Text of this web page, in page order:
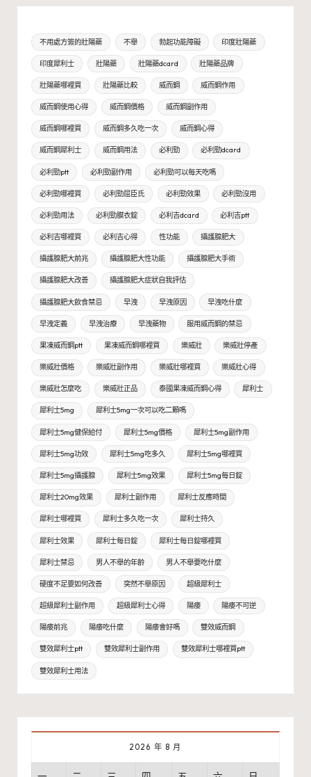
不用處方簽的壯陽藥 不舉 勃起功能障礙 印度壯陽藥
印度犀利士 壯陽藥 壯陽藥dcard 壯陽藥品牌
壯陽藥哪裡買 壯陽藥比較 威而鋼 威而鋼作用
威而鋼使用心得 威而鋼價格 威而鋼副作用
威而鋼哪裡買 威而鋼多久吃一次 威而鋼心得
威而鋼犀利士 威而鋼用法 必利勁 必利勁dcard
必利勁ptt 必利勁副作用 必利勁可以每天吃嗎
必利勁哪裡買 必利勁屈臣氏 必利勁效果 必利勁沒用
必利勁用法 必利勁膜衣錠 必利吉dcard 必利吉ptt
必利吉哪裡買 必利吉心得 性功能 攝護腺肥大
攝護腺肥大前兆 攝護腺肥大性功能 攝護腺肥大手術
攝護腺肥大改善 攝護腺肥大症狀自我評估
攝護腺肥大飲食禁忌 早洩 早洩原因 早洩吃什麼
早洩定義 早洩治療 早洩藥物 服用威而鋼的禁忌
果凍威而鋼ptt 果凍威而鋼哪裡買 樂威壯 樂威壯停產
樂威壯價格 樂威壯副作用 樂威壯哪裡買 樂威壯心得
樂威壯怎麼吃 樂威壯正品 泰國果凍威而鋼心得 犀利士
犀利士5mg 犀利士5mg一次可以吃二顆嗎
犀利士5mg健保給付 犀利士5mg價格 犀利士5mg副作用
犀利士5mg功效 犀利士5mg吃多久 犀利士5mg哪裡買
犀利士5mg攝護腺 犀利士5mg效果 犀利士5mg每日錠
犀利士20mg效果 犀利士副作用 犀利士反應時間
犀利士哪裡買 犀利士多久吃一次 犀利士持久
犀利士效果 犀利士每日錠 犀利士每日錠哪裡買
犀利士禁忌 男人不舉的年齡 男人不舉要吃什麼
硬度不足要如何改善 突然不舉原因 超級犀利士
超級犀利士副作用 超級犀利士心得 陽痿 陽痿不可逆
陽痿前兆 陽痿吃什麼 陽痿會好嗎 雙效威而鋼
雙效犀利士ptt 雙效犀利士副作用 雙效犀利士哪裡買ptt
雙效犀利士用法
2026 年 8 月